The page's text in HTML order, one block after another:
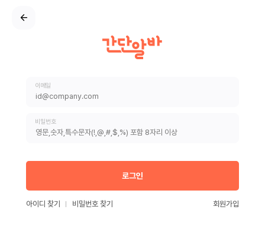
이메일
비밀번호
로그인
아이디 찾기 비밀번호 찾기 회원가입